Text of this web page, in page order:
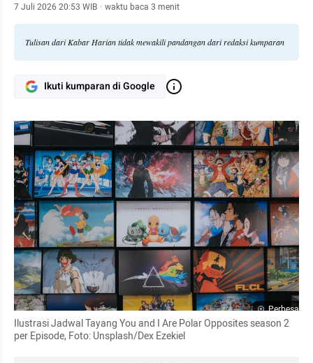
7 Juli 2026 20:53 WIB · waktu baca 3 menit
Tulisan dari Kabar Harian tidak mewakili pandangan dari redaksi kumparan
Ikuti kumparan di Google
Perbesar
Ilustrasi Jadwal Tayang You and I Are Polar Opposites season 2
per Episode, Foto: Unsplash/Dex Ezekiel